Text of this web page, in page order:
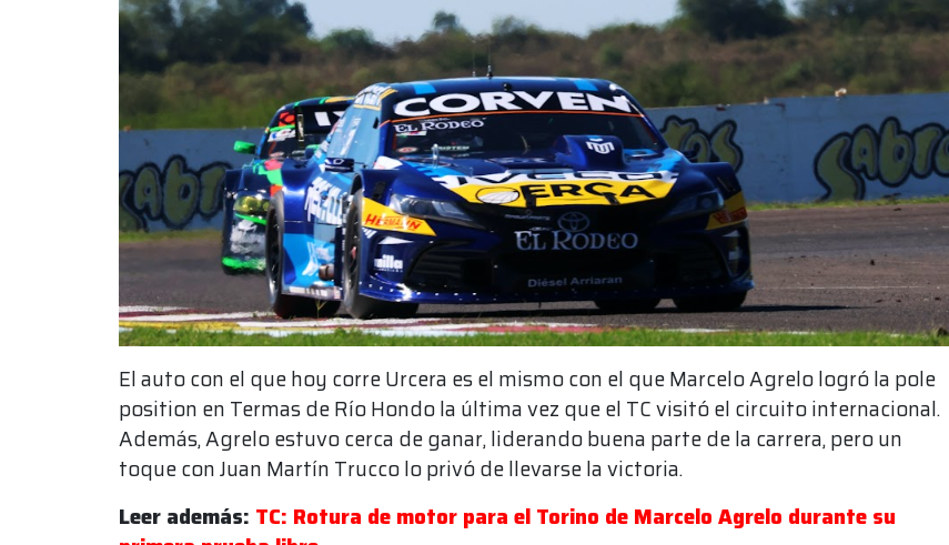
El auto con el que hoy corre Urcera es el mismo con el que Marcelo Agrelo logró la pole
position en Termas de Río Hondo la última vez que el TC visitó el circuito internacional.
Además, Agrelo estuvo cerca de ganar, liderando buena parte de la carrera, pero un
toque con Juan Martín Trucco lo privó de llevarse la victoria.
Leer además: TC: Rotura de motor para el Torino de Marcelo Agrelo durante su